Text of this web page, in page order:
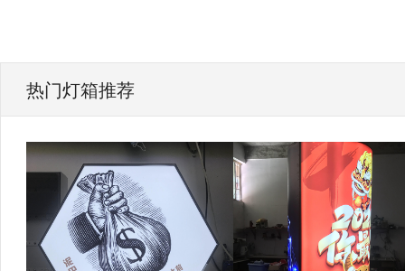
热门灯箱推荐